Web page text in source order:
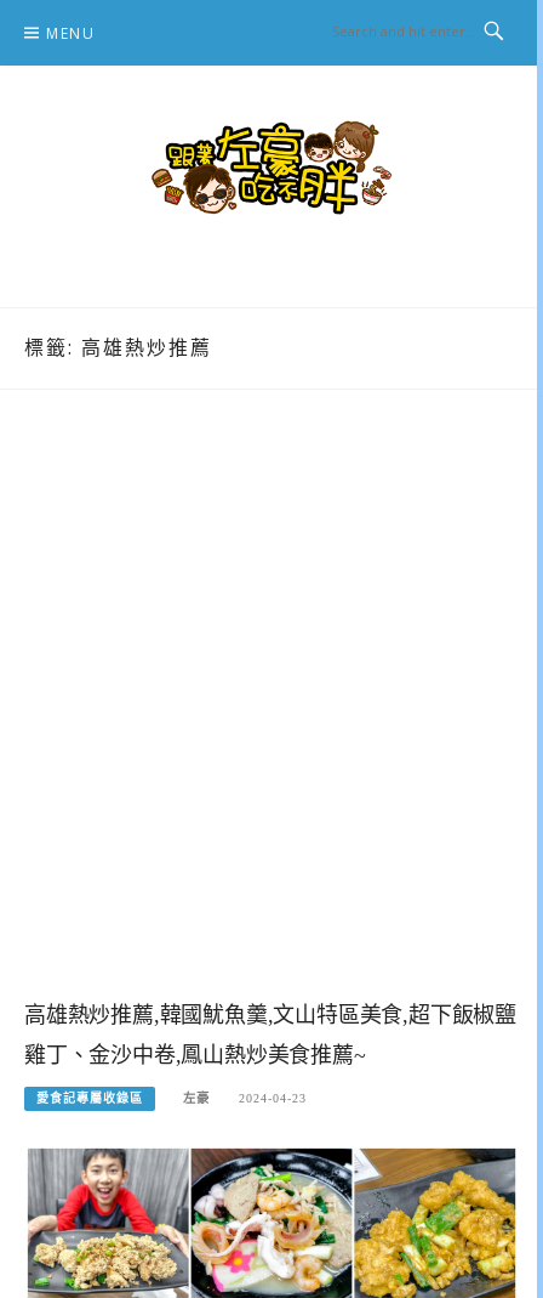
content
MENU
標籤: 高雄熱炒推薦
高雄熱炒推薦,韓國魷魚羹,文山特區美食,超下飯椒鹽
雞丁、金沙中卷,鳳山熱炒美食推薦~
愛食記專屬收錄區 左豪 2024-04-23